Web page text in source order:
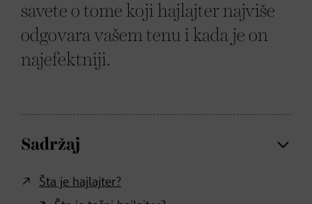
savete o tome koji hajlajter najviše
odgovara vašem tenu i kada je on
najefektniji.
Sadržaj
Šta je hajlajter?